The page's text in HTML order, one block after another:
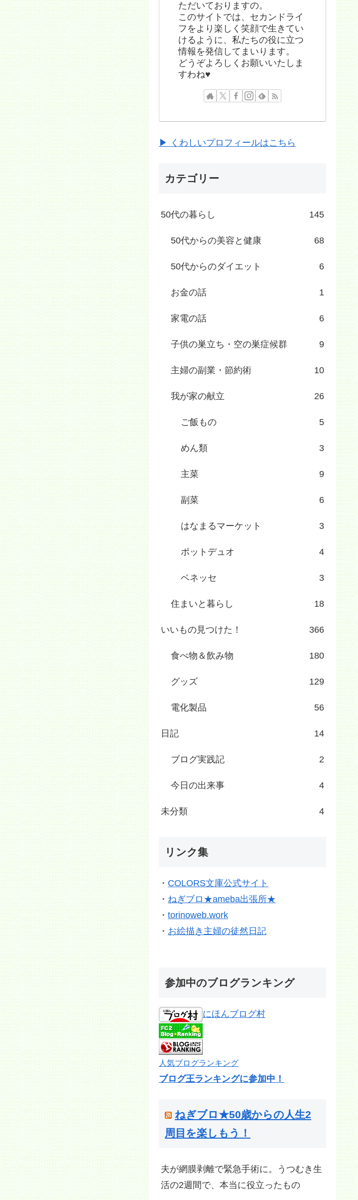
ただいておりますの。
このサイトでは、セカンドライ
フをより楽しく笑顔で生きてい
けるように、私たちの役に立つ
情報を発信してまいります。
どうぞよろしくお願いいたしま
すわね♥
▶ くわしいプロフィールはこちら
カテゴリー
50代の暮らし 145
50代からの美容と健康 68
50代からのダイエット 6
お金の話 1
家電の話 6
子供の巣立ち・空の巣症候群 9
主婦の副業・節約術 10
我が家の献立 26
ご飯もの 5
めん類 3
主菜 9
副菜 6
はなまるマーケット 3
ポットデュオ 4
ベネッセ 3
住まいと暮らし 18
いいもの見つけた！ 366
食べ物＆飲み物 180
グッズ 129
電化製品 56
日記 14
ブログ実践記 2
今日の出来事 4
未分類 4
リンク集
・ COLORS文庫公式サイト
・ ねぎブロ★ameba出張所★
・ torinoweb.work
・ お絵描き主婦の徒然日記
参加中のブログランキング
にほんブログ村
人気ブログランキング
ブログ王ランキングに参加中！
ねぎブロ★50歳からの人生2
周目を楽しもう！
夫が網膜剥離で緊急手術に。うつむき生
活の2週間で、本当に役立ったもの